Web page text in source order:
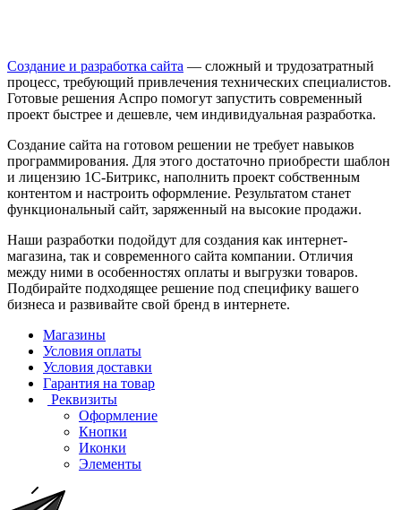
Создание и разработка сайта — сложный и трудозатратный
процесс, требующий привлечения технических специалистов.
Готовые решения Аспро помогут запустить современный
проект быстрее и дешевле, чем индивидуальная разработка.
Создание сайта на готовом решении не требует навыков
программирования. Для этого достаточно приобрести шаблон
и лицензию 1С-Битрикс, наполнить проект собственным
контентом и настроить оформление. Результатом станет
функциональный сайт, заряженный на высокие продажи.
Наши разработки подойдут для создания как интернет-
магазина, так и современного сайта компании. Отличия
между ними в особенностях оплаты и выгрузки товаров.
Подбирайте подходящее решение под специфику вашего
бизнеса и развивайте свой бренд в интернете.
Магазины
Условия оплаты
Условия доставки
Гарантия на товар
Реквизиты
Оформление
Кнопки
Иконки
Элементы